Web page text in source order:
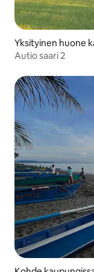
Yksityinen huone
Autio saari 2